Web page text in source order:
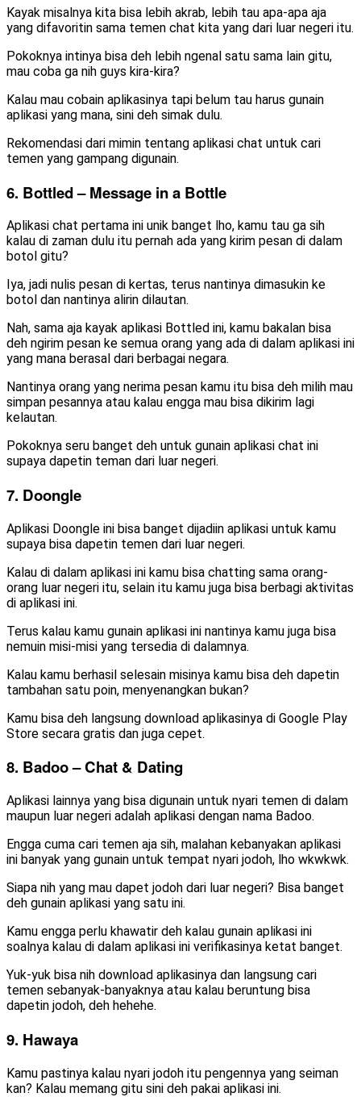
Kayak misalnya kita bisa lebih akrab, lebih tau apa-apa aja
yang difavoritin sama temen chat kita yang dari luar negeri itu.
Pokoknya intinya bisa deh lebih ngenal satu sama lain gitu,
mau coba ga nih guys kira-kira?
Kalau mau cobain aplikasinya tapi belum tau harus gunain
aplikasi yang mana, sini deh simak dulu.
Rekomendasi dari mimin tentang aplikasi chat untuk cari
temen yang gampang digunain.
6. Bottled – Message in a Bottle
Aplikasi chat pertama ini unik banget lho, kamu tau ga sih
kalau di zaman dulu itu pernah ada yang kirim pesan di dalam
botol gitu?
Iya, jadi nulis pesan di kertas, terus nantinya dimasukin ke
botol dan nantinya alirin dilautan.
Nah, sama aja kayak aplikasi Bottled ini, kamu bakalan bisa
deh ngirim pesan ke semua orang yang ada di dalam aplikasi ini
yang mana berasal dari berbagai negara.
Nantinya orang yang nerima pesan kamu itu bisa deh milih mau
simpan pesannya atau kalau engga mau bisa dikirim lagi
kelautan.
Pokoknya seru banget deh untuk gunain aplikasi chat ini
supaya dapetin teman dari luar negeri.
7. Doongle
Aplikasi Doongle ini bisa banget dijadiin aplikasi untuk kamu
supaya bisa dapetin temen dari luar negeri.
Kalau di dalam aplikasi ini kamu bisa chatting sama orang-
orang luar negeri itu, selain itu kamu juga bisa berbagi aktivitas
di aplikasi ini.
Terus kalau kamu gunain aplikasi ini nantinya kamu juga bisa
nemuin misi-misi yang tersedia di dalamnya.
Kalau kamu berhasil selesain misinya kamu bisa deh dapetin
tambahan satu poin, menyenangkan bukan?
Kamu bisa deh langsung download aplikasinya di Google Play
Store secara gratis dan juga cepet.
8. Badoo – Chat & Dating
Aplikasi lainnya yang bisa digunain untuk nyari temen di dalam
maupun luar negeri adalah aplikasi dengan nama Badoo.
Engga cuma cari temen aja sih, malahan kebanyakan aplikasi
ini banyak yang gunain untuk tempat nyari jodoh, lho wkwkwk.
Siapa nih yang mau dapet jodoh dari luar negeri? Bisa banget
deh gunain aplikasi yang satu ini.
Kamu engga perlu khawatir deh kalau gunain aplikasi ini
soalnya kalau di dalam aplikasi ini verifikasinya ketat banget.
Yuk-yuk bisa nih download aplikasinya dan langsung cari
temen sebanyak-banyaknya atau kalau beruntung bisa
dapetin jodoh, deh hehehe.
9. Hawaya
Kamu pastinya kalau nyari jodoh itu pengennya yang seiman
kan? Kalau memang gitu sini deh pakai aplikasi ini.